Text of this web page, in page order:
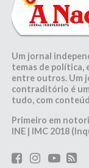
Um jornal
temas de política,
entre outros. Um
contraditório é
tudo, com
Primeiro em
INE | IMC 2018